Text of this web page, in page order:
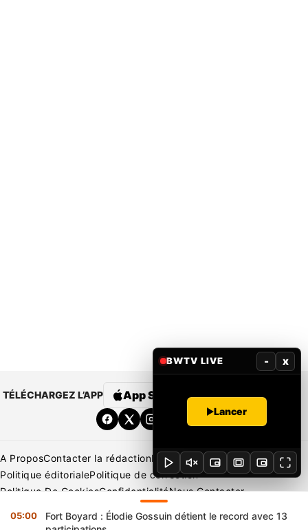
TÉLÉCHARGEZ L’APP App Store Google Play
A ProposContacter la rédactionRédaction Mentions légales
Politique éditorialePolitique de correction
Politique De CookiesConfidentialitéNous Contacter
BeNews | France
Copyright © 2026 BENIN WEB TV | Tous Droits Réservés
05:00
Fort Boyard : Élodie Gossuin détient le record avec 13
BWTV LIVE - x
Lancer